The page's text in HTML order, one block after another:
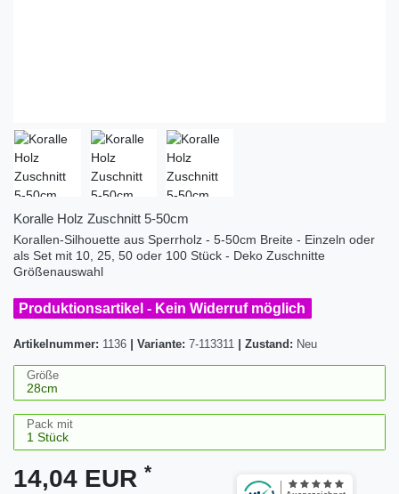
Koralle Holz Zuschnitt 5-50cm
Korallen-Silhouette aus Sperrholz - 5-50cm Breite - Einzeln oder
als Set mit 10, 25, 50 oder 100 Stück - Deko Zuschnitte
Größenauswahl
Produktionsartikel - Kein Widerruf möglich
Artikelnummer: 1136 Variante: 7-113311 Zustand: Neu
Größe
Pack mit
14,04 EUR *